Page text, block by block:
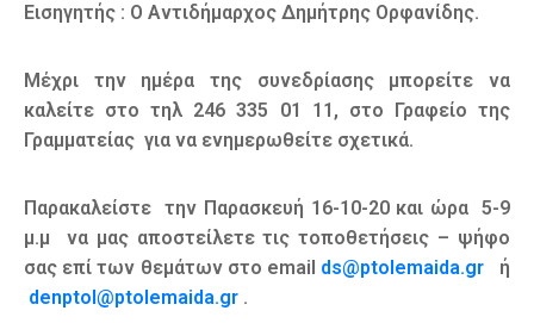
Εισηγητής : Ο Αντιδήμαρχος Δημήτρης Ορφανίδης.
Μέχρι την ημέρα της συνεδρίασης μπορείτε να
καλείτε στο τηλ 246 335 01 11, στο Γραφείο της
Γραμματείας για να ενημερωθείτε σχετικά.
Παρακαλείστε την Παρασκευή 16-10-20 και ώρα 5-9
μ.μ να μας αποστείλετε τις τοποθετήσεις – ψήφο
σας επί των θεμάτων στο email ds@ptolemaida.gr ή
denptol@ptolemaida.gr .